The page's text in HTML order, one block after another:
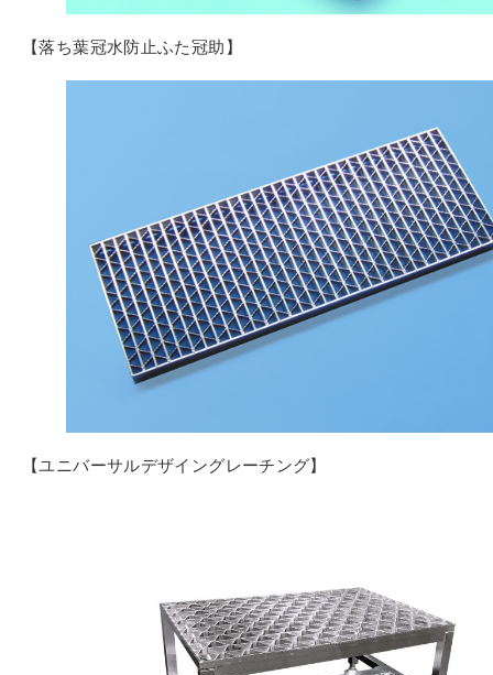
【落ち葉冠水防止ふた冠助】
【ユニバーサルデザイングレーチング】